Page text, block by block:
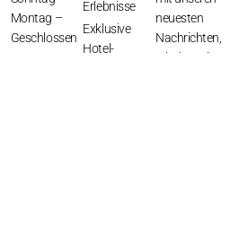
Montag –
Geschlossen
Erlebnisse
Exklusive
Hotel-
neuesten
Nachrichten,
erhalten Sie